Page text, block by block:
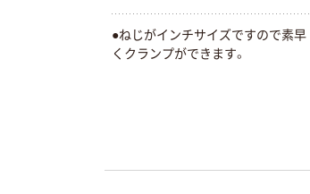
●ねじがインチサイズですので素早
くクランプができます。